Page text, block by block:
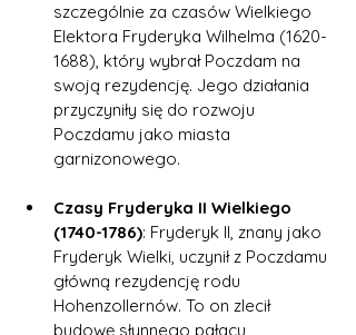
szczególnie za czasów Wielkiego
Elektora Fryderyka Wilhelma (1620-
1688), który wybrał Poczdam na
swoją rezydencję. Jego działania
przyczyniły się do rozwoju
Poczdamu jako miasta
garnizonowego.
Czasy Fryderyka II Wielkiego
(1740-1786): Fryderyk II, znany jako
Fryderyk Wielki, uczynił z Poczdamu
główną rezydencję rodu
Hohenzollernów. To on zlecił
budowę słynnego pałacu